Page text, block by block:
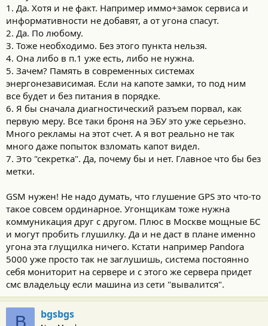
1. Да. Хотя и не факт. Например иммо+замок сервиса и
информативности не добавят, а от угона спасут.
2. Да. По любому.
3. Тоже необходимо. Без этого пункта нельзя.
4. Она либо в п.1 уже есть, либо не нужна.
5. Зачем? Память в современных системах
энергонезависимая. Если на капоте замки, то под ним
все будет и без питания в порядке.
6. Я бы сначала диагностический разъем порвал, как
первую меру. Все таки броня на ЭБУ это уже серьезно.
Много рекламы на этот счет. А я вот реально не так
много даже попыток взломать капот видел.
7. Это "секретка". Да, почему бы и нет. Главное что бы без
метки.
GSM нужен! Не надо думать, что глушение GPS это что-то
такое совсем ординарное. Угонщикам тоже нужна
коммуникация друг с другом. Плюс в Москве мощные БС
и могут пробить глушилку. Да и не даст в плане именно
угона эта глущилка ничего. Кстати например Pandora
5000 уже просто так не заглушишь, система постоянно
себя мониторит на сервере и с этого же сервера придет
смс владельцу если машина из сети "вывалится".
B bgsbgs